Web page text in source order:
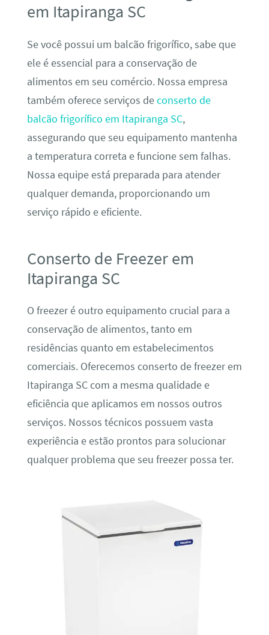
em Itapiranga SC
Se você possui um balcão frigorífico, sabe que
ele é essencial para a conservação de
alimentos em seu comércio. Nossa empresa
também oferece serviços deconserto de
balcão frigorífico em Itapiranga SC,
assegurando que seu equipamento mantenha
a temperatura correta e funcione sem falhas.
Nossa equipe está preparada para atender
qualquer demanda, proporcionando um
serviço rápido e eficiente.
Conserto de Freezer em
Itapiranga SC
O freezer é outro equipamento crucial para a
conservação de alimentos, tanto em
residências quanto em estabelecimentos
comerciais. Oferecemos conserto de freezer em
Itapiranga SC com a mesma qualidade e
eficiência que aplicamos em nossos outros
serviços. Nossos técnicos possuem vasta
experiência e estão prontos para solucionar
qualquer problema que seu freezer possa ter.